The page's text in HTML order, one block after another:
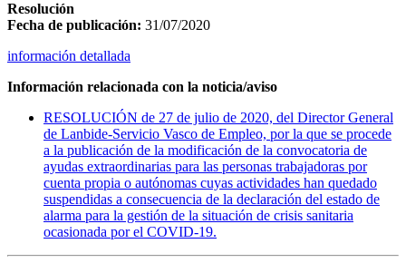
Resolución
Fecha de publicación: 31/07/2020
información detallada
Información relacionada con la noticia/aviso
RESOLUCIÓN de 27 de julio de 2020, del Director General
de Lanbide-Servicio Vasco de Empleo, por la que se procede
a la publicación de la modificación de la convocatoria de
ayudas extraordinarias para las personas trabajadoras por
cuenta propia o autónomas cuyas actividades han quedado
suspendidas a consecuencia de la declaración del estado de
alarma para la gestión de la situación de crisis sanitaria
ocasionada por el COVID-19.